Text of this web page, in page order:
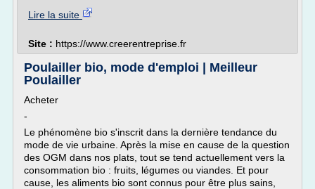
Lire la suite
Site : https://www.creerentreprise.fr
Poulailler bio, mode d'emploi | Meilleur
Poulailler
Acheter
-
Le phénomène bio s'inscrit dans la dernière tendance du
mode de vie urbaine. Après la mise en cause de la question
des OGM dans nos plats, tout se tend actuellement vers la
consommation bio : fruits, légumes ou viandes. Et pour
cause, les aliments bio sont connus pour être plus sains,